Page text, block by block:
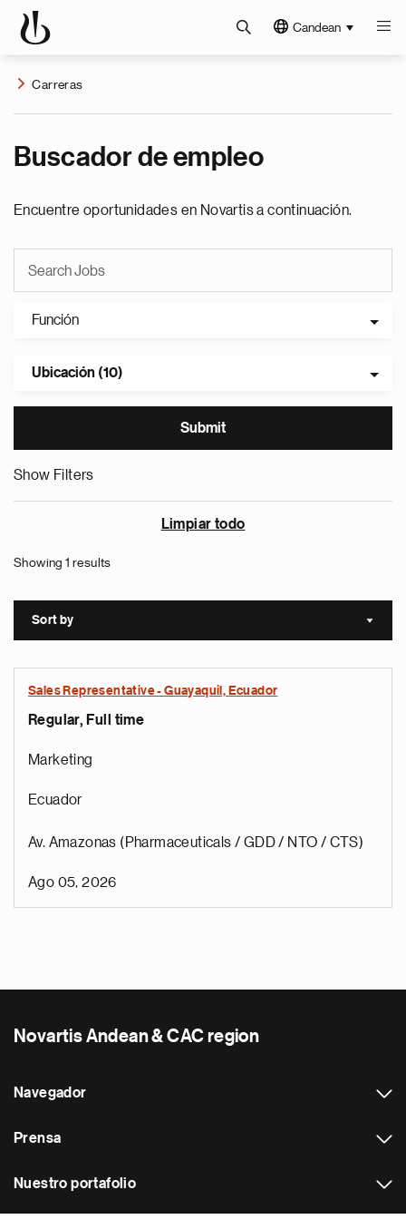
Candean
Carreras
Buscador de empleo
Encuentre oportunidades en Novartis a continuación.
Función
Ubicación (10)
Show Filters
Limpiar todo
Showing 1 results
Sort by Sort
Sales Representative - Guayaquil, Ecuador
Regular, Full time
Marketing
Ecuador
Av. Amazonas (Pharmaceuticals / GDD / NTO / CTS)
Ago 05, 2026
Novartis Andean & CAC region
Navegador
Prensa
Nuestro portafolio